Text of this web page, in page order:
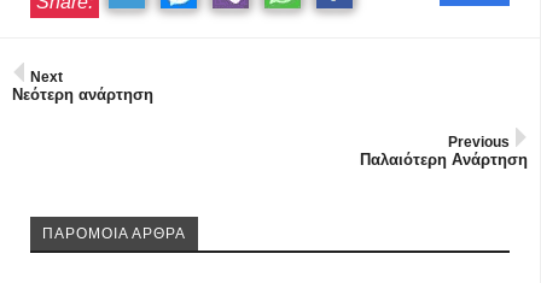
Next
Νεότερη ανάρτηση
Previous
Παλαιότερη Ανάρτηση
ΠΑΡΟΜΟΙΑ ΑΡΘΡΑ